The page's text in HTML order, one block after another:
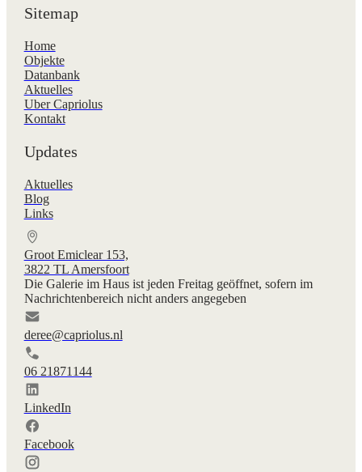
Sitemap
Home
Objekte
Datanbank
Aktuelles
Uber Capriolus
Kontakt
Updates
Aktuelles
Blog
Links
Groot Emiclear 153,
3822 TL Amersfoort
Die Galerie im Haus ist jeden Freitag geöffnet, sofern im
Nachrichtenbereich nicht anders angegeben
deree@capriolus.nl
06 21871144
LinkedIn
Facebook